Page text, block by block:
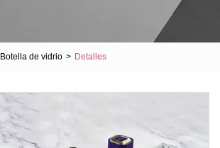
Botella de vidrio > Detalles